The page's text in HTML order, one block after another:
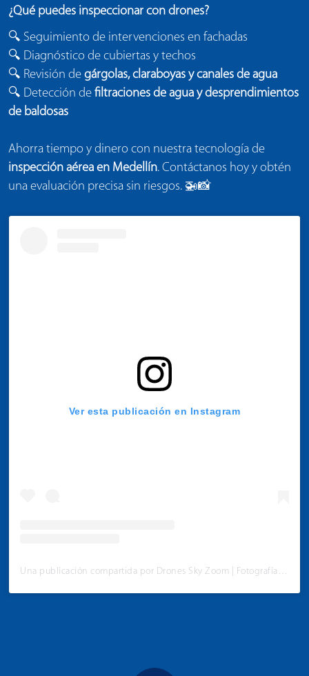
¿Qué puedes inspeccionar con drones?
🔍 Seguimiento de intervenciones en fachadas
🔍 Diagnóstico de cubiertas y techos
🔍 Revisión degárgolas, claraboyas y canales de agua
🔍 Detección defiltraciones de agua y desprendimientos
de baldosas
Ahorra tiempo y dinero con nuestra tecnología de
inspección aérea en Medellín. Contáctanos hoy y obtén
una evaluación precisa sin riesgos. 🚁📸
Ver esta publicación en Instagram
Una publicación compartida por Drones Sky Zoom | Fotografía | Videos Aéreos en Colombia (@dronesskyzoom)
Play Video